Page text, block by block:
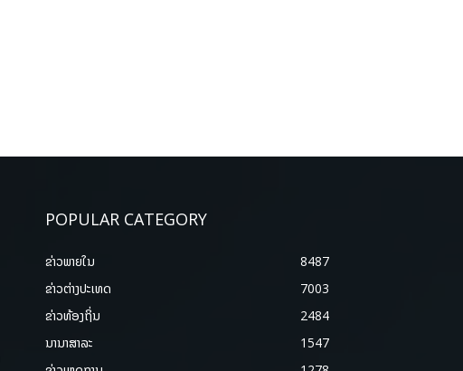
POPULAR CATEGORY
ຂ່າວພາຍ​ໃນ
8487
ຂ່າວຕ່າງປະເທດ
7003
ຂ່າວທ້ອງຖິ່ນ
2484
ນານາສາລະ
1547